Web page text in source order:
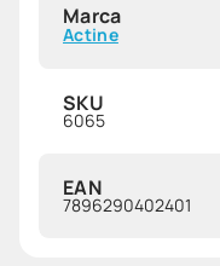
Marca
Actine
SKU
6065
EAN
7896290402401